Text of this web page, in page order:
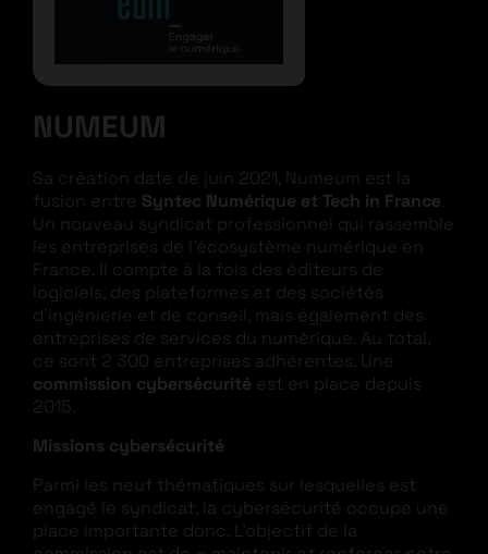
NUMEUM
Sa création date de juin 2021, Numeum est la
fusion entre Syntec Numérique et Tech in France.
Un nouveau syndicat professionnel qui rassemble
les entreprises de l’écosystème numérique en
France. Il compte à la fois des éditeurs de
logiciels, des plateformes et des sociétés
d’ingénierie et de conseil, mais également des
entreprises de services du numérique. Au total,
ce sont 2 300 entreprises adhérentes. Une
commission cybersécurité est en place depuis
2015.
Missions cybersécurité
Parmi les neuf thématiques sur lesquelles est
engagé le syndicat, la cybersécurité occupe une
place importante donc. L’objectif de la